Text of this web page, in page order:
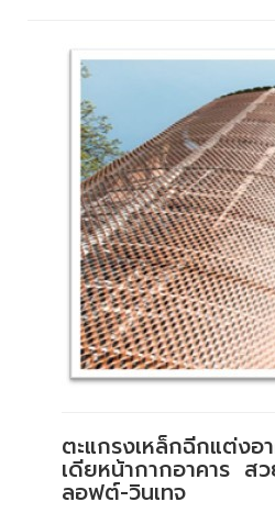
ตะแกรงเหล็กฉีกแต่ง
เดียหน้ากากอาคาร
ลอฟต์-วินเทจ